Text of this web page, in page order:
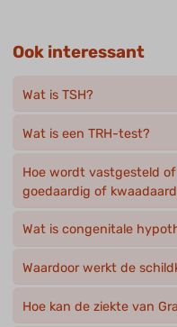
Ook interessant
Wat is TSH?
Wat is een TRH-test?
Hoe wordt vastgesteld
goedaardig of
Wat is congenitale
Waardoor werkt de
Hoe kan de ziekte van